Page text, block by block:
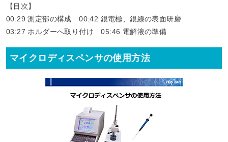
【目次】
00:29​ 測定部の構成 00:42​ 銀電極、銀線の表面研磨
03:27​ ホルダーへ取り付け 05:46​ 電解液の準備
マイクロディスペンサの使用方法